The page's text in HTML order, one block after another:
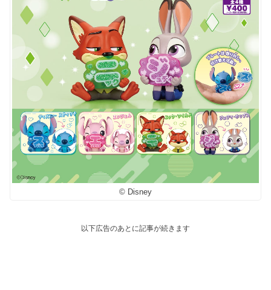
© Disney
以下広告のあとに記事が続きます